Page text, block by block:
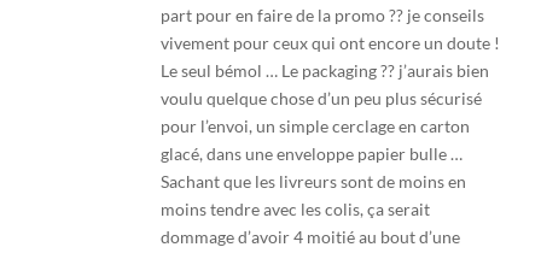
part pour en faire de la promo ?? je conseils
vivement pour ceux qui ont encore un doute !
Le seul bémol … Le packaging ?? j’aurais bien
voulu quelque chose d’un peu plus sécurisé
pour l’envoi, un simple cerclage en carton
glacé, dans une enveloppe papier bulle …
Sachant que les livreurs sont de moins en
moins tendre avec les colis, ça serait
dommage d’avoir 4 moitié au bout d’une